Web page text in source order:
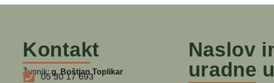
Kontakt
Župnik:g. Boštjan Toplikar
05 30 17 693
Naslov
uradne